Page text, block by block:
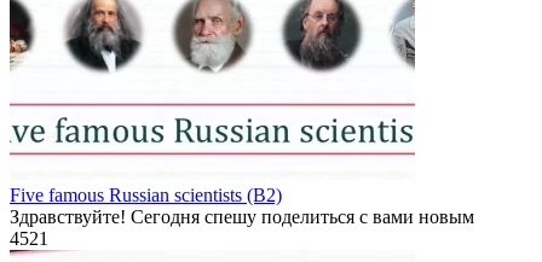
Five famous Russian scientists (B2)
Здравствуйте! Сегодня спешу поделиться с вами новым
4521